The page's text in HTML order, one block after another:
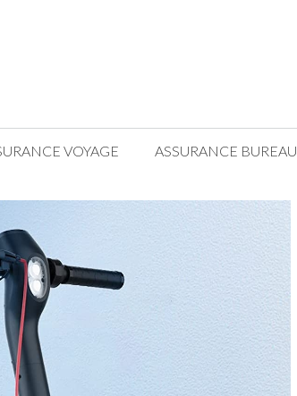
VOYAGE ASSURANCE BUREAU